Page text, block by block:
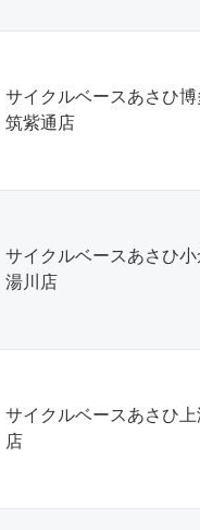
提携駐車場有
サイクルベースあさひ博
筑紫通店
サイクルベースあさひ小
湯川店
サイクルベースあさひ上
店